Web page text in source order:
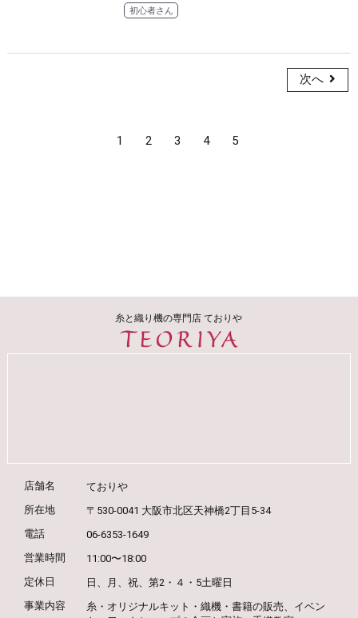
初心者さん
1 2 3 4 5
次へ
糸と織り機の専門店 ておりや
店舗名
ておりや
所在地
〒530-0041 大阪市北区天神橋2丁目5-34
電話
06-6353-1649
営業時間
11:00〜18:00
定休日
日、月、祝、第2・４・5土曜日
事業内容
糸・オリジナルキット・織機・書籍の販売、 イベン